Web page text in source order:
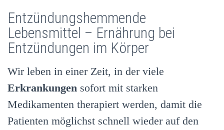
Entzündungshemmende
Lebensmittel – Ernährung bei
Entzündungen im Körper
Wir leben in einer Zeit, in der viele
Erkrankungen sofort mit starken
Medikamenten therapiert werden, damit die
Patienten möglichst schnell wieder auf den